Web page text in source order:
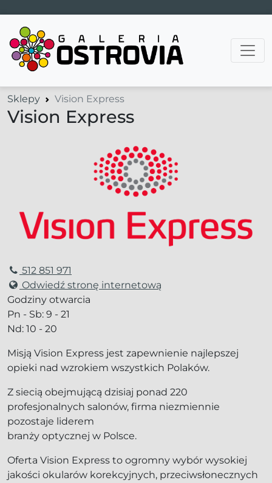
Main Navigation
Sklepy Vision Express
Vision Express
512 851 971
Odwiedź stronę internetową
Godziny otwarcia
Pn - Sb: 9 - 21
Nd: 10 - 20
Misją Vision Express jest zapewnienie najlepszej
opieki nad wzrokiem wszystkich Polaków.
Z siecią obejmującą dzisiaj ponad 220
profesjonalnych salonów, firma niezmiennie
pozostaje liderem
branży optycznej w Polsce.
Oferta Vision Express to ogromny wybór wysokiej
jakości okularów korekcyjnych, przeciwsłonecznych